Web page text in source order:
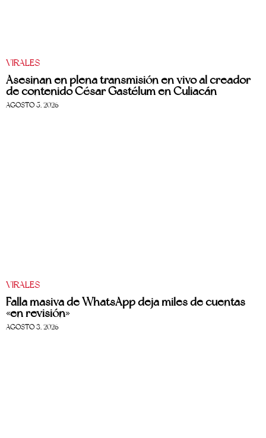
VIRALES
Asesinan en plena transmisión en vivo al creador
de contenido César Gastélum en Culiacán
AGOSTO 5, 2026
VIRALES
Falla masiva de WhatsApp deja miles de cuentas
«en revisión»
AGOSTO 3, 2026